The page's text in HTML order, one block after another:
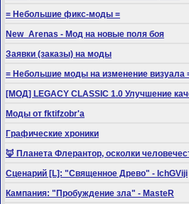
= Небольшие фикс-моды =
New_Arenas - Мод на новые поля боя
Заявки (заказы) на моды
= Небольшие моды на изменение визуала
[МОД] LEGACY CLASSIC 1.0 Улучшение
Моды от fktifzobr'а
Графические хроники
🦊 Планета Флерантор, осколки
Сценарий [L]: "Священное Древо" - IchGViji
Кампания: "Пробуждение зла" - MasteR